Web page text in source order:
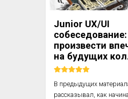
испытательный срок, но
Эта ситуация длилась
Знакомо? Вы ищете
руководителя, который
процессы, но никто из
Junior UX/UI
произвести
на будущих
В предыдущих
рассказывал, как